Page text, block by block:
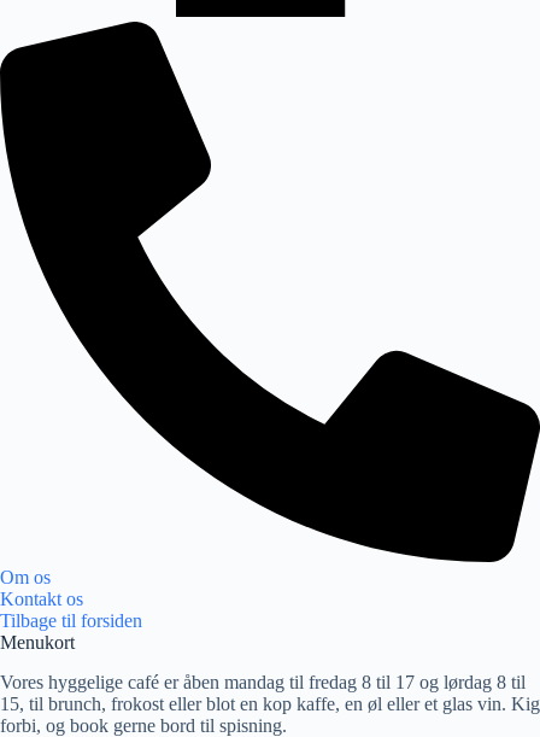
Om os
Kontakt os
Tilbage til forsiden
Menukort
Vores hyggelige café er åben mandag til fredag 8 til 17 og lørdag 8 til
15, til brunch, frokost eller blot en kop kaffe, en øl eller et glas vin. Kig
forbi, og book gerne bord til spisning.